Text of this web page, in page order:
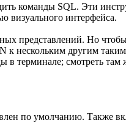
команды SQL. Эти
визуального интерфейса.
представлений. Но
к нескольким другим
терминале; смотреть там
по умолчанию. Также